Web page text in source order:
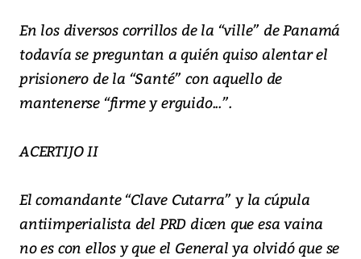
En los diversos corrillos de la “ville” de Panamá
todavía se preguntan a quién quiso alentar el
prisionero de la “Santé” con aquello de
mantenerse “firme y erguido...”.
ACERTIJO II
El comandante “Clave Cutarra” y la cúpula
antiimperialista del PRD dicen que esa vaina
no es con ellos y que el General ya olvidó que se